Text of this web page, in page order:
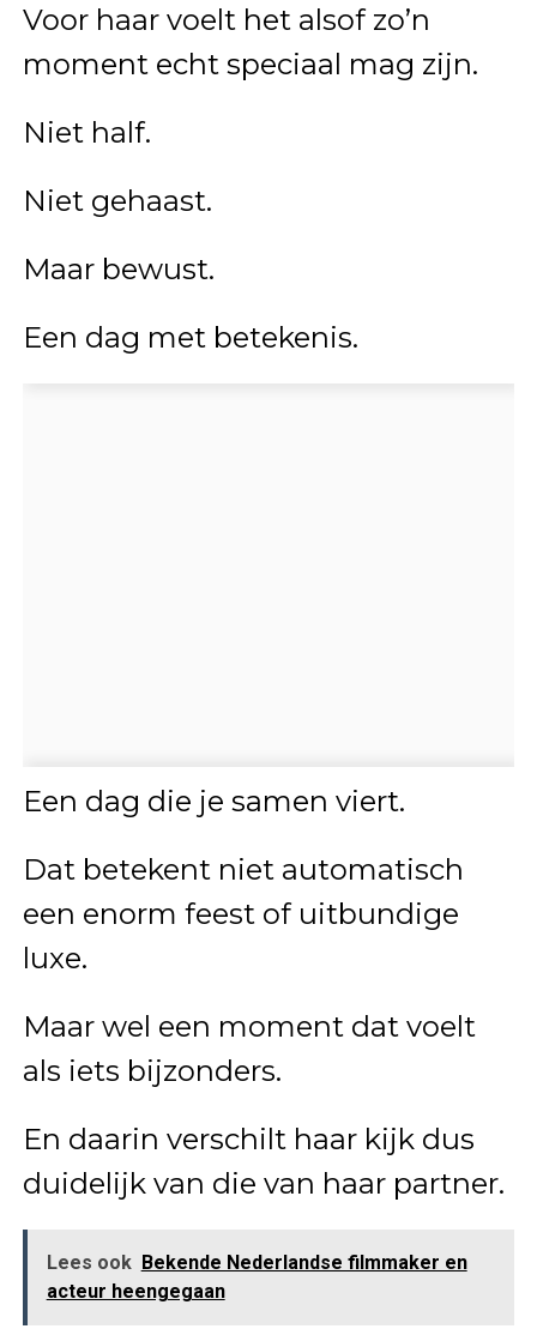
Voor haar voelt het alsof zo’n
moment echt speciaal mag zijn.
Niet half.
Niet gehaast.
Maar bewust.
Een dag met betekenis.
Een dag die je samen viert.
Dat betekent niet automatisch
een enorm feest of uitbundige
luxe.
Maar wel een moment dat voelt
als iets bijzonders.
En daarin verschilt haar kijk dus
duidelijk van die van haar partner.
Lees ook Bekende Nederlandse filmmaker en
acteur heengegaan